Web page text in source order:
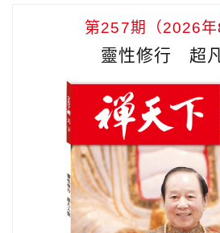
第257期（2026年
靈性修行 超